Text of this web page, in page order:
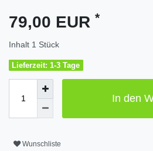
79,00 EUR *
Inhalt 1 Stück
Lieferzeit: 1-3 Tage
In den
Wunschliste